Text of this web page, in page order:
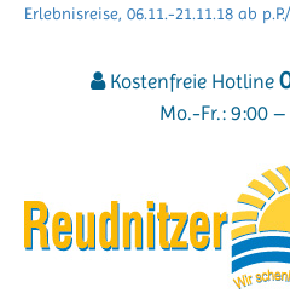
Erlebnisreise, 06.11.-21.11.18 ab
Kostenfreie Hotline
Mo.-Fr.: 9:00